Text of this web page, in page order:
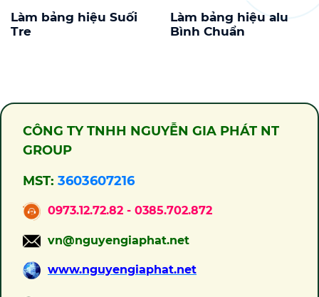
Làm bảng hiệu Suối
Tre
Làm bảng hiệu alu
Bình Chuẩn
CÔNG TY TNHH NGUYỄN GIA PHÁT NT
GROUP
MST: 3603607216
0973.12.72.82 - 0385.702.872
vn@nguyengiaphat.net
www.nguyengiaphat.net